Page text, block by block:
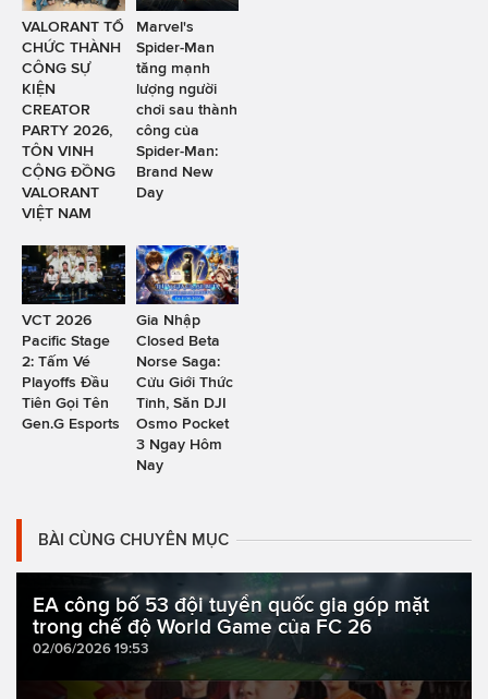
VALORANT TỔ
CHỨC THÀNH
CÔNG SỰ
KIỆN
CREATOR
PARTY 2026,
TÔN VINH
CỘNG ĐỒNG
VALORANT
VIỆT NAM
Marvel's
Spider-Man
tăng mạnh
lượng người
chơi sau thành
công của
Spider-Man:
Brand New
Day
VCT 2026
Pacific Stage
2: Tấm Vé
Playoffs Đầu
Tiên Gọi Tên
Gen.G Esports
Gia Nhập
Closed Beta
Norse Saga:
Cửu Giới Thức
Tỉnh, Săn DJI
Osmo Pocket
3 Ngay Hôm
Nay
BÀI CÙNG CHUYÊN MỤC
EA công bố 53 đội tuyển quốc gia góp mặt
trong chế độ World Game của FC 26
02/06/2026 19:53